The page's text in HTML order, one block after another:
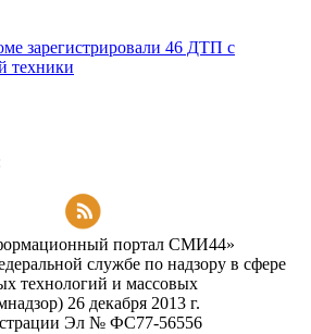
зарегистрировали 46 ДТП с
техники
портал СМИ44»
службе по надзору в сфере
технологий и массовых
26 декабря 2013 г.
Эл № ФC77-56556